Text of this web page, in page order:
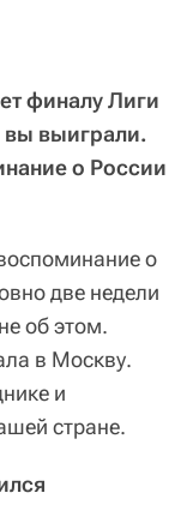
финалу Лиги
выиграли.
о России
о
две недели
об этом.
в Москву.
и
стране.